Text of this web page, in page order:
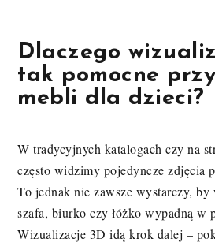
Dlaczego
tak pomocne
mebli dla dzieci?
W tradycyjnych katalogach czy na
często widzimy pojedyncze zdjęcia
To jednak nie zawsze wystarczy,
szafa, biurko czy łóżko wypadną w
Wizualizacje 3D idą krok dalej –